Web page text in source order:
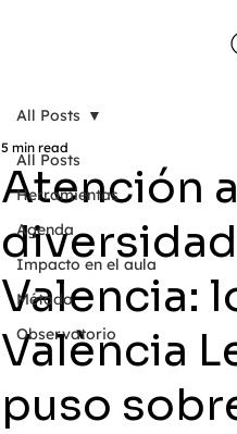
All Posts
Herramientas
Agenda
Impacto en el aula
Método
Observatorio
All Posts
Atención
Valencia:
València
puso
5 min read